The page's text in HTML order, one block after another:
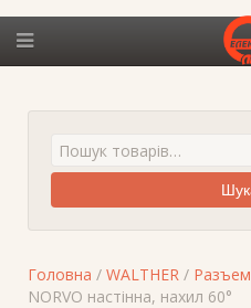
Головна / WALTHER /
NORVO настінна, нахил 60°